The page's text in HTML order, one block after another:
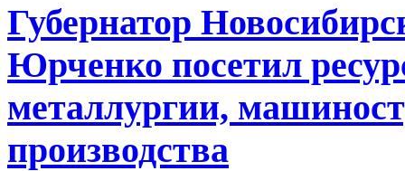
Губернатор
Юрченко посетил
металлургии,
производства